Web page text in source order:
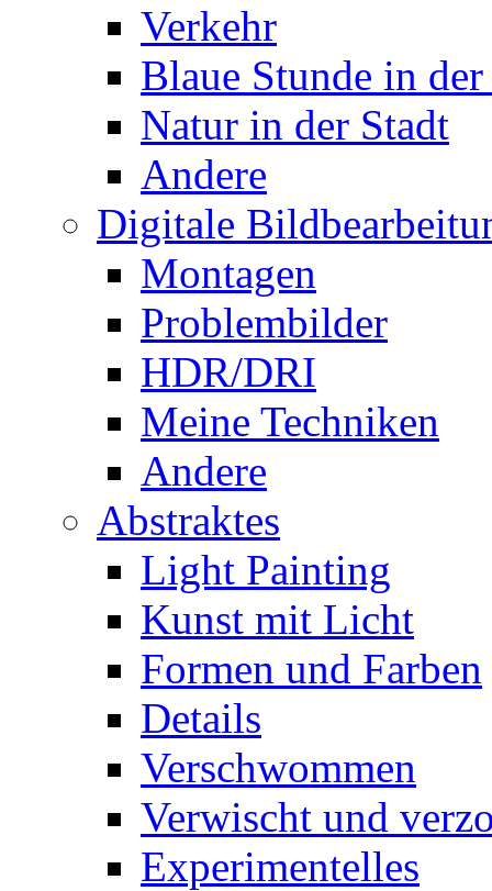
Verkehr
Blaue Stunde in
Natur in der Stadt
Andere
Digitale
Montagen
Problembilder
HDR/DRI
Meine Techniken
Andere
Abstraktes
Light Painting
Kunst mit Licht
Formen und Farben
Details
Verschwommen
Verwischt und
Experimentelles